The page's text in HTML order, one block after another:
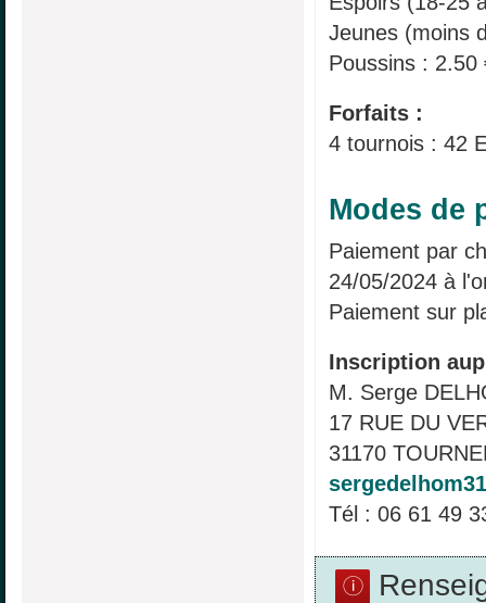
Jeunes (moins
Poussins : 2.50
Forfaits :
4 tournois : 42
Modes de
Paiement par
24/05/2024 à
Paiement sur
Inscription
M. Serge
17 RUE DU
31170
Tél : 06 61 49